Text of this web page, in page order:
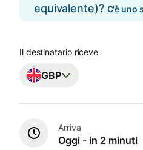
equivalente)? C'è uno
Il destinatario riceve
GBP
Arriva
Oggi - in 2 minuti